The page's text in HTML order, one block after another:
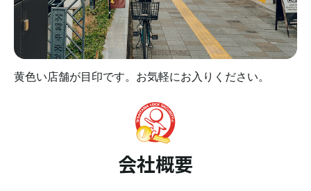
黄色い店舗が目印です。お気軽にお入りください。
会社概要